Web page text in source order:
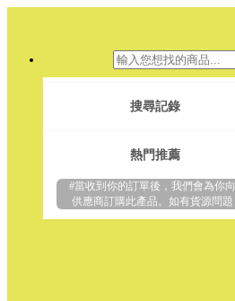
搜尋記錄
熱門推薦
#當收到你的訂單後，我們會為你向
供應商訂購此產品。如有貨源問題